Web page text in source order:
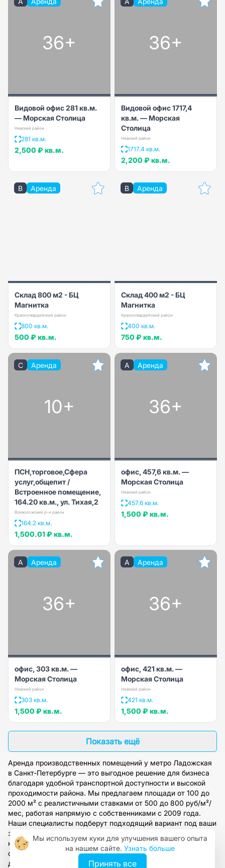
36+
Видовой офис 281 кв.м.
— Морская Столица
Невский район
281 кв.м.
2,500 ₽ кв.м.
36+
Видовой офис 1717,4
кв.м. — Морская
Столица
Невский район
1717.4 кв.м.
2,200 ₽ кв.м.
B Аренда
Склад 800 м2 - БЦ
Магнитка
Красногвардейский район
800 кв.м.
500 ₽ кв.м.
B Аренда
Склад 400 м2 - БЦ
Магнитка
Красногвардейский район
400 кв.м.
750 ₽ кв.м.
C Аренда
10+
ПСН,торговое,Сфера
услуг,общепит /
Встроенное помещение,
164.20 кв.м., ул. Тихая,2
Всеволожский р-н район
164.2 кв.м.
1,500.01 ₽ кв.м.
A Аренда
36+
офис, 457,6 кв.м. —
Морская Столица
Невский район
457.6 кв.м.
1,500 ₽ кв.м.
A Аренда
36+
офис, 303 кв.м. —
Морская Столица
Невский район
303 кв.м.
1,500 ₽ кв.м.
A Аренда
36+
офис, 421 кв.м. —
Морская Столица
Невский район
421 кв.м.
1,500 ₽ кв.м.
Показать ещё
Аренда производственных помещений у метро Ладожская
в Санкт-Петербурге — это выгодное решение для бизнеса
благодаря удобной транспортной доступности и высокой
проходимости района. Мы предлагаем площади от 100 до
2000 м² с реалистичными ставками от 500 до 800 руб/м²/
мес, работая напрямую с собственниками с 2009 года.
Наши специалисты подберут подходящий вариант под ваши
задачи, организуют просмотр и предоставят полное
юридическое сопровождение сделки. Оставьте заявку на
сайте, чтобы получить персональную консультацию и
доступ к нашей обширной базе объектов.
Мы используем куки для улучшения вашего опыта
на нашем сайте. Узнать больше
Принять все